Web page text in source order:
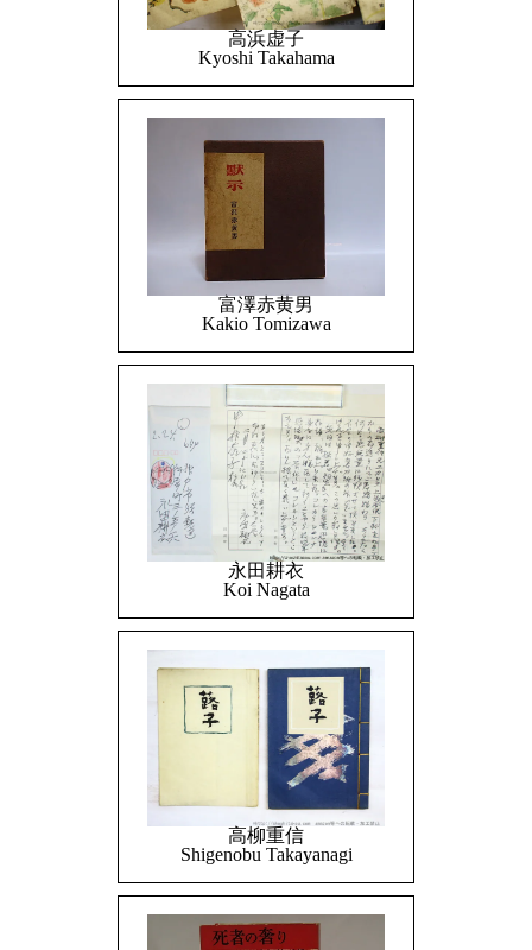
高浜虚子
Kyoshi Takahama
富澤赤黄男
Kakio Tomizawa
永田耕衣
Koi Nagata
高柳重信
Shigenobu Takayanagi